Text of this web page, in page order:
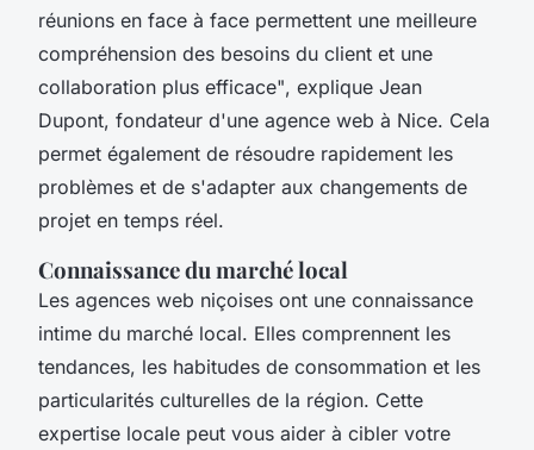
réunions en face à face permettent une meilleure
compréhension des besoins du client et une
collaboration plus efficace", explique Jean
Dupont, fondateur d'une agence web à Nice. Cela
permet également de résoudre rapidement les
problèmes et de s'adapter aux changements de
projet en temps réel.
Connaissance du marché local
Les agences web niçoises ont une connaissance
intime du marché local. Elles comprennent les
tendances, les habitudes de consommation et les
particularités culturelles de la région. Cette
expertise locale peut vous aider à cibler votre